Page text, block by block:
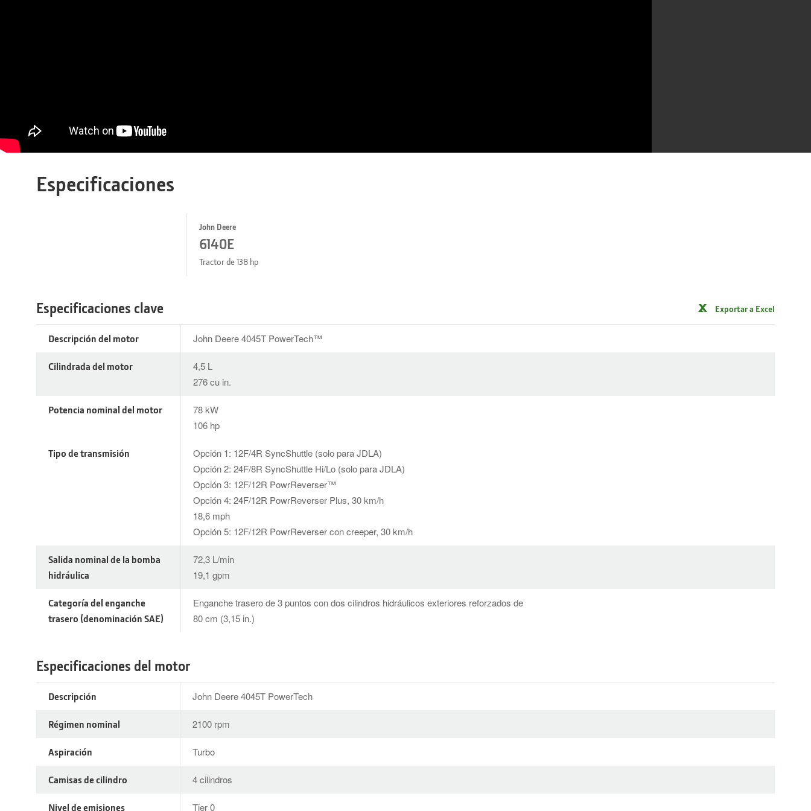
Especificaciones
John Deere
6140E
Tractor de 138 hp
Exportar a Excel
Descripción del motor John Deere 4045T PowerTech™
Cilindrada del motor
4,5 L
276 cu in.
Potencia nominal del motor
78 kW
106 hp
Tipo de transmisión
Opción 1: 12F/4R SyncShuttle (solo para JDLA)
Opción 2: 24F/8R SyncShuttle Hi/Lo (solo para JDLA)
Opción 3: 12F/12R PowrReverser™
Opción 4: 24F/12R PowrReverser Plus, 30 km/h
18,6 mph
Opción 5: 12F/12R PowrReverser con creeper, 30 km/h
Salida nominal de la bomba
hidráulica
72,3 L/min
19,1 gpm
Categoría del enganche
trasero (denominación SAE)
Enganche trasero de 3 puntos con dos cilindros hidráulicos exteriores reforzados de
80 cm (3,15 in.)
Especificaciones clave
Descripción John Deere 4045T PowerTech
Régimen nominal 2100 rpm
Aspiración Turbo
Camisas de cilindro 4 cilindros
Nivel de emisiones Tier 0
Especificaciones del motor